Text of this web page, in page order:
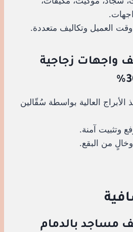
العميل وتكاليف متعددة.
واجهات زجاجية
العالية بواسطة سُقّالين
وتثبيت آمنة.
من البقع.
مساجد بالدمام